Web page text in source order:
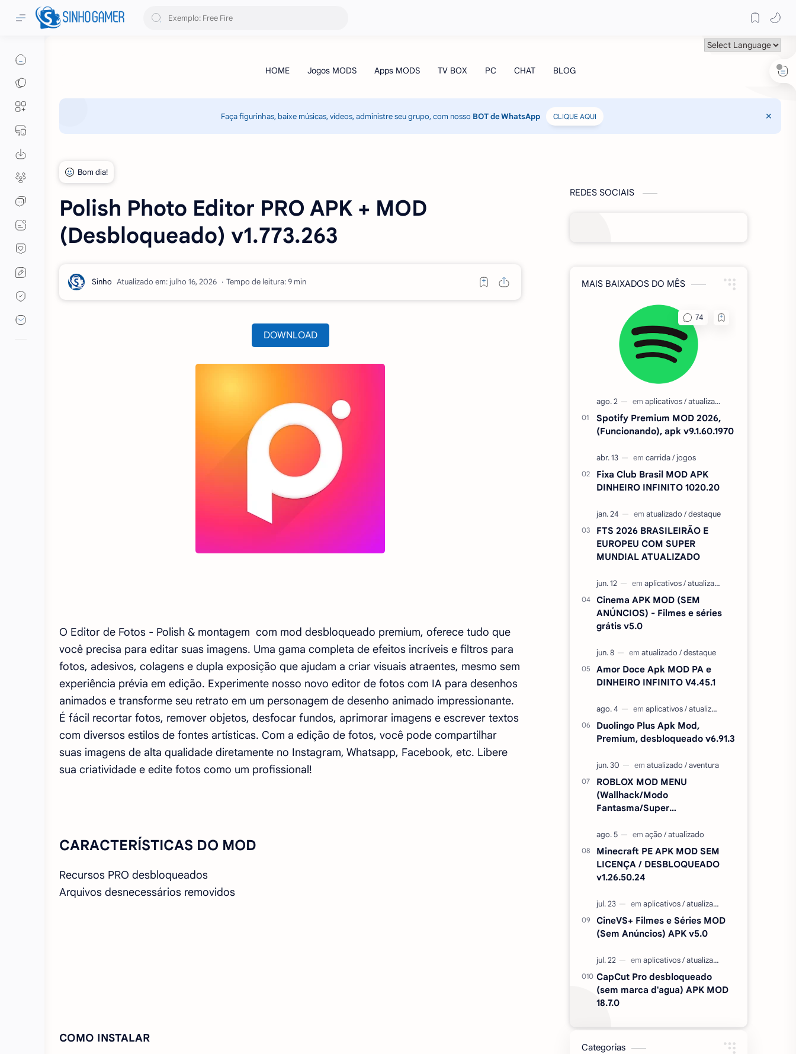
Faça figurinhas, baixe músicas, vídeos, administre seu grupo, com nosso BOT de WhatsApp CLIQUE AQUI
Polish Photo Editor PRO APK + MOD
(Desbloqueado) v1.773.263
Atualizado em: Tempo de leitura: 9 min
DOWNLOAD
O Editor de Fotos - Polish & montagem com mod desbloqueado premium, oferece tudo que
você precisa para editar suas imagens. Uma gama completa de efeitos incríveis e filtros para
fotos, adesivos, colagens e dupla exposição que ajudam a criar visuais atraentes, mesmo sem
experiência prévia em edição. Experimente nosso novo editor de fotos com IA para desenhos
animados e transforme seu retrato em um personagem de desenho animado impressionante.
É fácil recortar fotos, remover objetos, desfocar fundos, aprimorar imagens e escrever textos
com diversos estilos de fontes artísticas. Com a edição de fotos, você pode compartilhar
suas imagens de alta qualidade diretamente no Instagram, Whatsapp, Facebook, etc. Libere
sua criatividade e edite fotos como um profissional!
CARACTERÍSTICAS DO MOD
Recursos PRO desbloqueados
Arquivos desnecessários removidos
COMO INSTALAR
REDES SOCIAIS
MAIS BAIXADOS DO MÊS
Spotify Premium MOD 2026,
(Funcionando), apk v9.1.60.1970
Fixa Club Brasil MOD APK
DINHEIRO INFINITO 1020.20
FTS 2026 BRASILEIRÃO E
EUROPEU COM SUPER
MUNDIAL ATUALIZADO
Cinema APK MOD (SEM
ANÚNCIOS) - Filmes e séries
grátis v5.0
Amor Doce Apk MOD PA e
DINHEIRO INFINITO V4.45.1
Duolingo Plus Apk Mod,
Premium, desbloqueado v6.91.3
ROBLOX MOD MENU
(Wallhack/Modo
Fantasma/Super
Minecraft PE APK MOD SEM
LICENÇA / DESBLOQUEADO
v1.26.50.24
CineVS+ Filmes e Séries MOD
(Sem Anúncios) APK v5.0
CapCut Pro desbloqueado
(sem marca d'agua) APK MOD
18.7.0
Categorias